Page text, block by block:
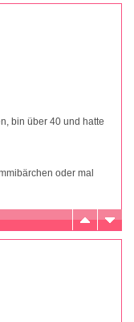
bin über 40 und hatte
oder mal